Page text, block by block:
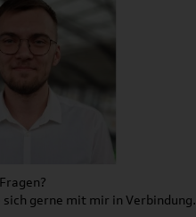
sich gerne mit mir in Verbindung.